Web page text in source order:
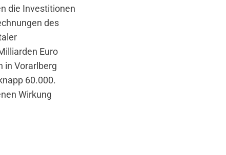
die Investitionen
des
Euro
in Vorarlberg
60.000.
Wirkung